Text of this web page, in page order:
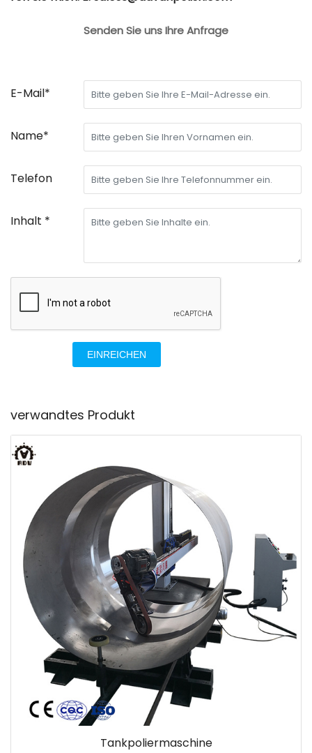
Senden Sie uns Ihre Anfrage
E-Mail*
Name*
Telefon
Inhalt *
EINREICHEN
verwandtes Produkt
Tankpoliermaschine